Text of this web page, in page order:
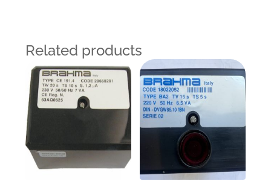
Related products